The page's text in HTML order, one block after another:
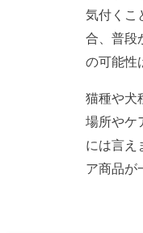
気付くこ
合、普段
の可能性
猫種や犬
場所やケ
には言え
ア商品が